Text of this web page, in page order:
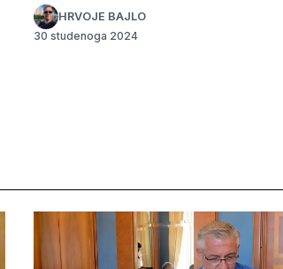
HRVOJE BAJLO
30 studenoga 2024